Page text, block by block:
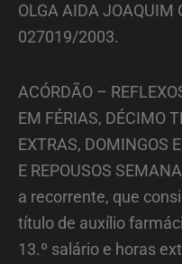
OLGA AIDA JOAQUIM
027019/2003.
ACÓRDÃO –
EM FÉRIAS, DÉCIMO
EXTRAS, DOMINGOS
E REPOUSOS
a recorrente, que
título de auxílio
13.º salário e horas